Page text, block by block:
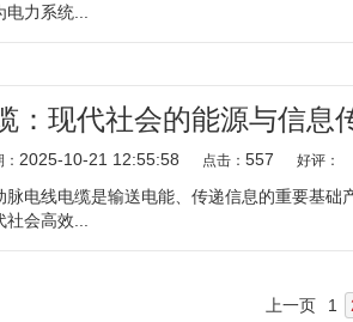
力系统...
：现代社会的能源与信息
2025-10-21 12:55:58 点击： 557 好评：
电线电缆是输送电能、传递信息的重要基础
会高效...
上一页 1